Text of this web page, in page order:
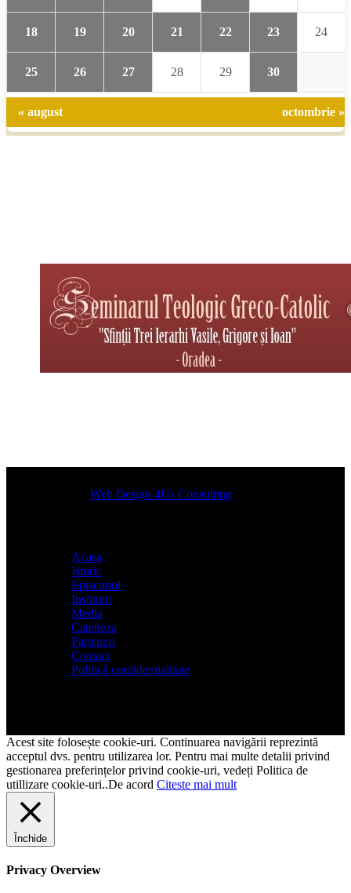
18 19 20 21 22 23 24
25 26 27 28 29 30
« august octombrie »
Designed byWeb Design 4Us Consulting
Acasa
Istoric
Episcopul
Institutii
Media
Cateheza
Parteneri
Contact
Politică confidențialitate
Acest site folosește cookie-uri. Continuarea navigării reprezintă
acceptul dvs. pentru utilizarea lor. Pentru mai multe detalii privind
gestionarea preferințelor privind cookie-uri, vedeți Politica de
utillizare cookie-uri..De acord Citeste mai mult
Închide
Privacy Overview